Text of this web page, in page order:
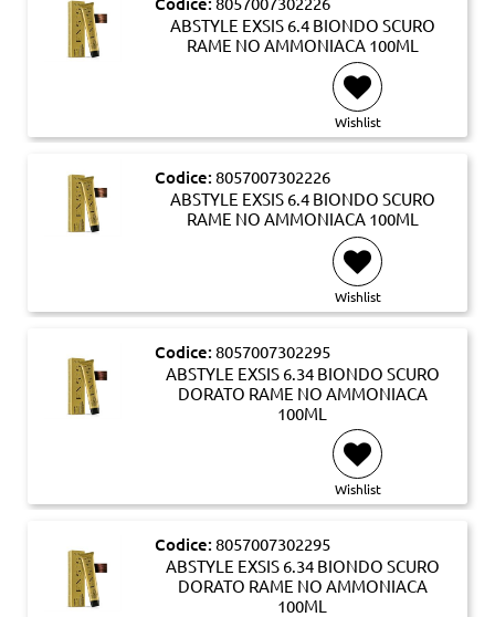
ABSTYLE EXSIS 6.4 BIONDO SCURO
RAME NO AMMONIACA 100ML
Wishlist
Codice: 8057007302226
ABSTYLE EXSIS 6.4 BIONDO SCURO
RAME NO AMMONIACA 100ML
Wishlist
Codice: 8057007302295
ABSTYLE EXSIS 6.34 BIONDO SCURO
DORATO RAME NO AMMONIACA
100ML
Wishlist
Codice: 8057007302295
ABSTYLE EXSIS 6.34 BIONDO SCURO
DORATO RAME NO AMMONIACA
100ML